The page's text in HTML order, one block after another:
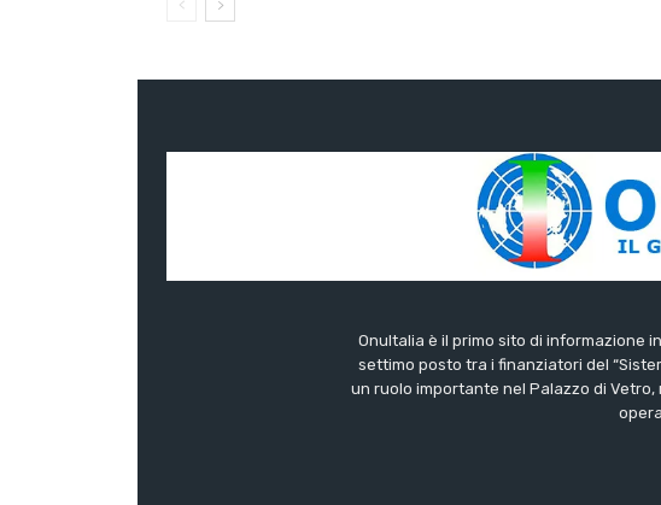
OnuItalia è il primo sito di informazione
settimo posto tra i finanziatori del
un ruolo importante nel Palazzo di